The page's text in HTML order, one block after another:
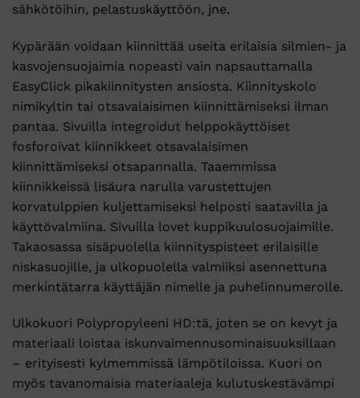
sähkötöihin, pelastuskäyttöön, jne.
Kypärään voidaan kiinnittää useita erilaisia silmien- ja
kasvojensuojaimia nopeasti vain napsauttamalla
EasyClick pikakiinnitysten ansiosta. Kiinnityskolo
nimikyltin tai otsavalaisimen kiinnittämiseksi ilman
pantaa. Sivuilla integroidut helppokäyttöiset
fosforoivat kiinnikkeet otsavalaisimen
kiinnittämiseksi otsapannalla. Taaemmissa
kiinnikkeissä lisäura narulla varustettujen
korvatulppien kuljettamiseksi helposti saatavilla ja
käyttövalmiina. Sivuilla lovet kuppikuulosuojaimille.
Takaosassa sisäpuolella kiinnityspisteet erilaisille
niskasuojille, ja ulkopuolella valmiiksi asennettuna
merkintätarra käyttäjän nimelle ja puhelinnumerolle.
Ulkokuori Polypropyleeni HD:tä, joten se on kevyt ja
materiaali loistaa iskunvaimennusominaisuuksillaan
– erityisesti kylmemmissä lämpötiloissa. Kuori on
myös tavanomaisia materiaaleja kulutuskestävämpi